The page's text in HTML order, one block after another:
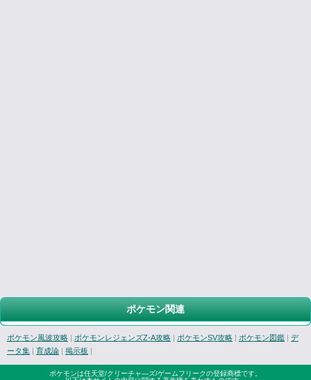
ポケモン関連
ポケモン風波攻略 | ポケモンレジェンズZ-A攻略 | ポケモンSV攻略 | ポケモン図鑑 | デ
ータ集 | 育成論 | 掲示板 |
ポケモンは任天堂/クリーチャ―ズ/ゲームフリークの登録商標です。